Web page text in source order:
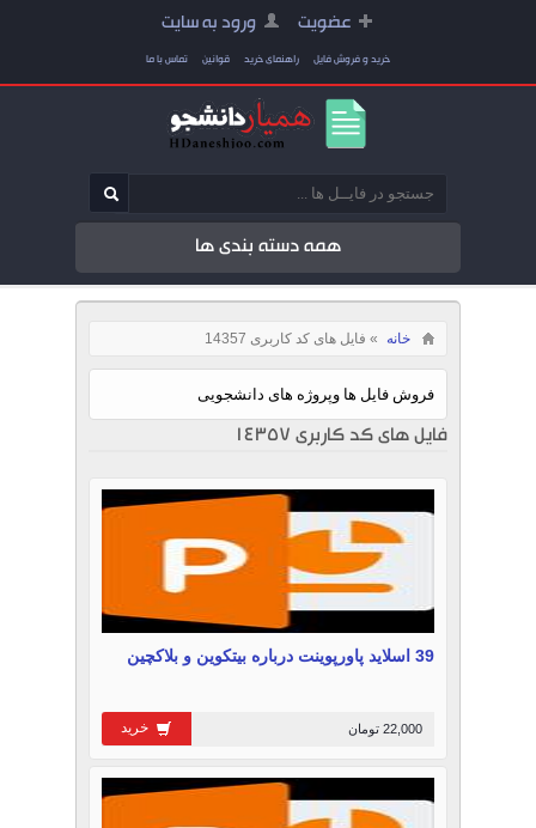
عضویت ورود به سایت
خرید و فروش فایل راهنمای خرید قوانین تماس با ما
همه دسته بندی ها
خانه » فایل های کد کاربری 14357
فروش فایل ها وپروژه های دانشجویی
فایل های کد کاربری 14357
39 اسلاید پاورپوینت درباره بیتکوین و بلاکچین
خرید 22,000 تومان